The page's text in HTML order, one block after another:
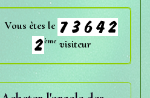
Vous êtes le
ème visiteur